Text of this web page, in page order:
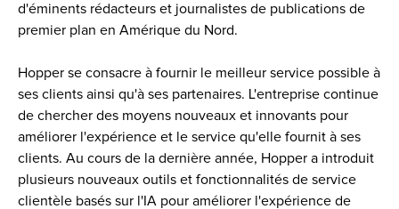
d'éminents rédacteurs et journalistes de publications de
premier plan en Amérique du Nord.
Hopper se consacre à fournir le meilleur service possible à
ses clients ainsi qu'à ses partenaires. L'entreprise continue
de chercher des moyens nouveaux et innovants pour
améliorer l'expérience et le service qu'elle fournit à ses
clients. Au cours de la dernière année, Hopper a introduit
plusieurs nouveaux outils et fonctionnalités de service
clientèle basés sur l'IA pour améliorer l'expérience de